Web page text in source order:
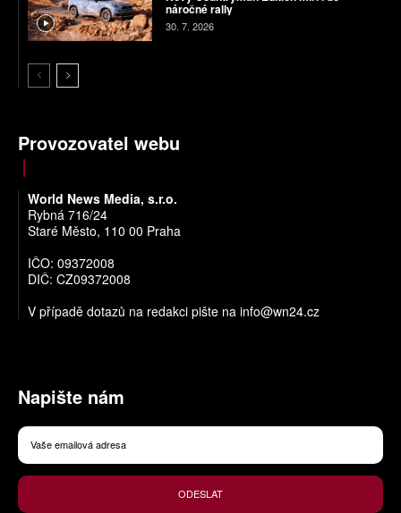
náročné rally
30. 7. 2026
Provozovatel webu
World News Media, s.r.o.
Rybná 716/24
Staré Město, 110 00 Praha
IČO: 09372008
DIČ: CZ09372008
V případě dotazů na redakci pište na info@wn24.cz
Napište nám
ODESLAT